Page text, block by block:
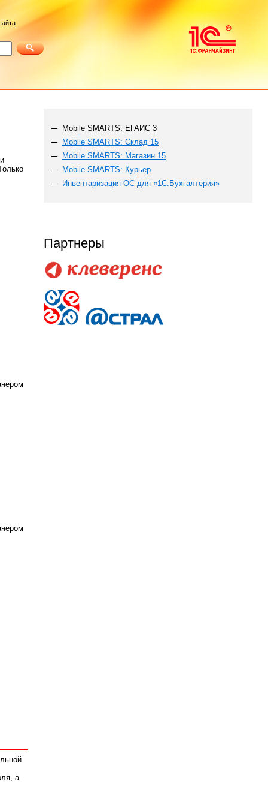
а
Mobile SMARTS: ЕГАИС 3
Mobile SMARTS: Склад 15
Mobile SMARTS: Магазин 15
Mobile SMARTS: Курьер
Инвентаризация ОС для «1С:Бухгалтерия»
Партнеры